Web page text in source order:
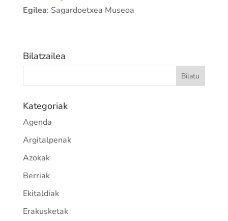
Egilea: Sagardoetxea Museoa
Bilatzailea
Kategoriak
Agenda
Argitalpenak
Azokak
Berriak
Ekitaldiak
Erakusketak